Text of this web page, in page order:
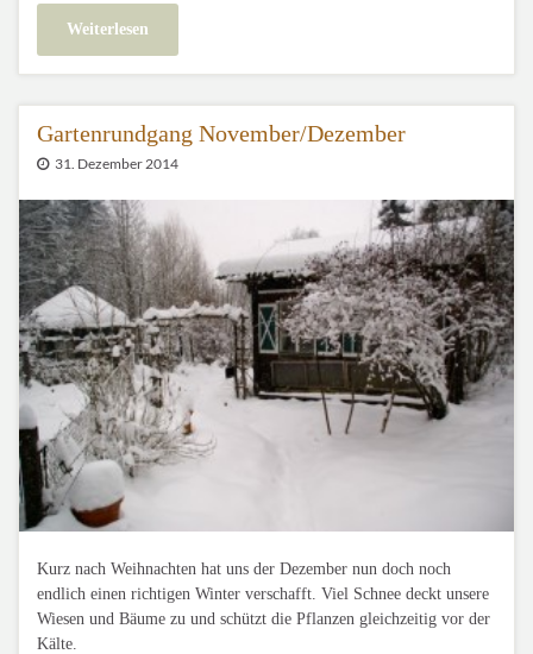
Weiterlesen
Gartenrundgang November/Dezember
31. Dezember 2014
Kurz nach Weihnachten hat uns der Dezember nun doch noch
endlich einen richtigen Winter verschafft. Viel Schnee deckt unsere
Wiesen und Bäume zu und schützt die Pflanzen gleichzeitig vor der
Kälte.